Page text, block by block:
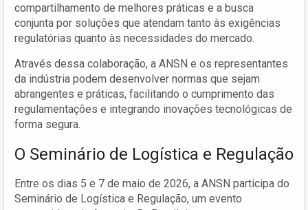
compartilhamento de melhores práticas e a busca
conjunta por soluções que atendam tanto às exigências
regulatórias quanto às necessidades do mercado.
Através dessa colaboração, a ANSN e os representantes
da indústria podem desenvolver normas que sejam
abrangentes e práticas, facilitando o cumprimento das
regulamentações e integrando inovações tecnológicas de
forma segura.
O Seminário de Logística e Regulação
Entre os dias 5 e 7 de maio de 2026, a ANSN participa do
Seminário de Logística e Regulação, um evento